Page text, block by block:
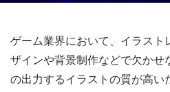
ゲーム業界において、イラス
ザインや背景制作などで欠かせ
の出力するイラストの質が高い